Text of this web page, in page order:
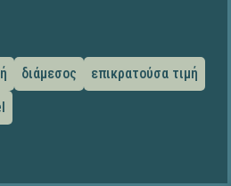
διάμεσος
επικρατούσα τιμή